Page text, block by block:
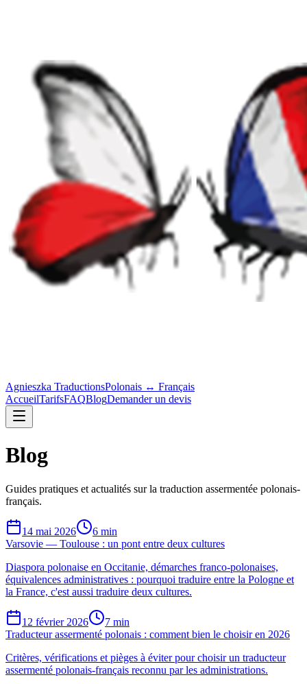
Agnieszka TraductionsPolonais ↔ Français
AccueilTarifsFAQBlogDemander un devis
Blog
Guides pratiques et actualités sur la traduction assermentée polonais-
français.
14 mai 2026
6 min
Varsovie — Toulouse : un pont entre deux cultures
Diaspora polonaise en Occitanie, démarches franco-polonaises,
équivalences administratives : pourquoi traduire entre la Pologne et
la France, c'est aussi traduire deux cultures.
12 février 2026
7 min
Traducteur assermenté polonais : comment bien le choisir en 2026
Critères, vérifications et pièges à éviter pour choisir un traducteur
assermenté polonais-français reconnu par les administrations.